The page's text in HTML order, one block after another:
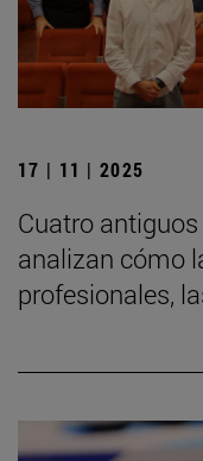
17 | 11 | 2025
Cuatro
analizan cómo
profesionales,